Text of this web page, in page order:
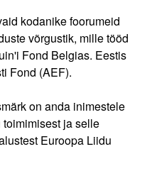
kodanike foorumeid
võrgustik, mille tööd
Fond Belgias. Eestis
Fond (AEF).
on anda inimestele
ja selle
Euroopa Liidu